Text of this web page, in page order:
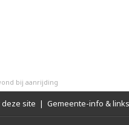
bij aanrijding
site | Gemeente-info & links